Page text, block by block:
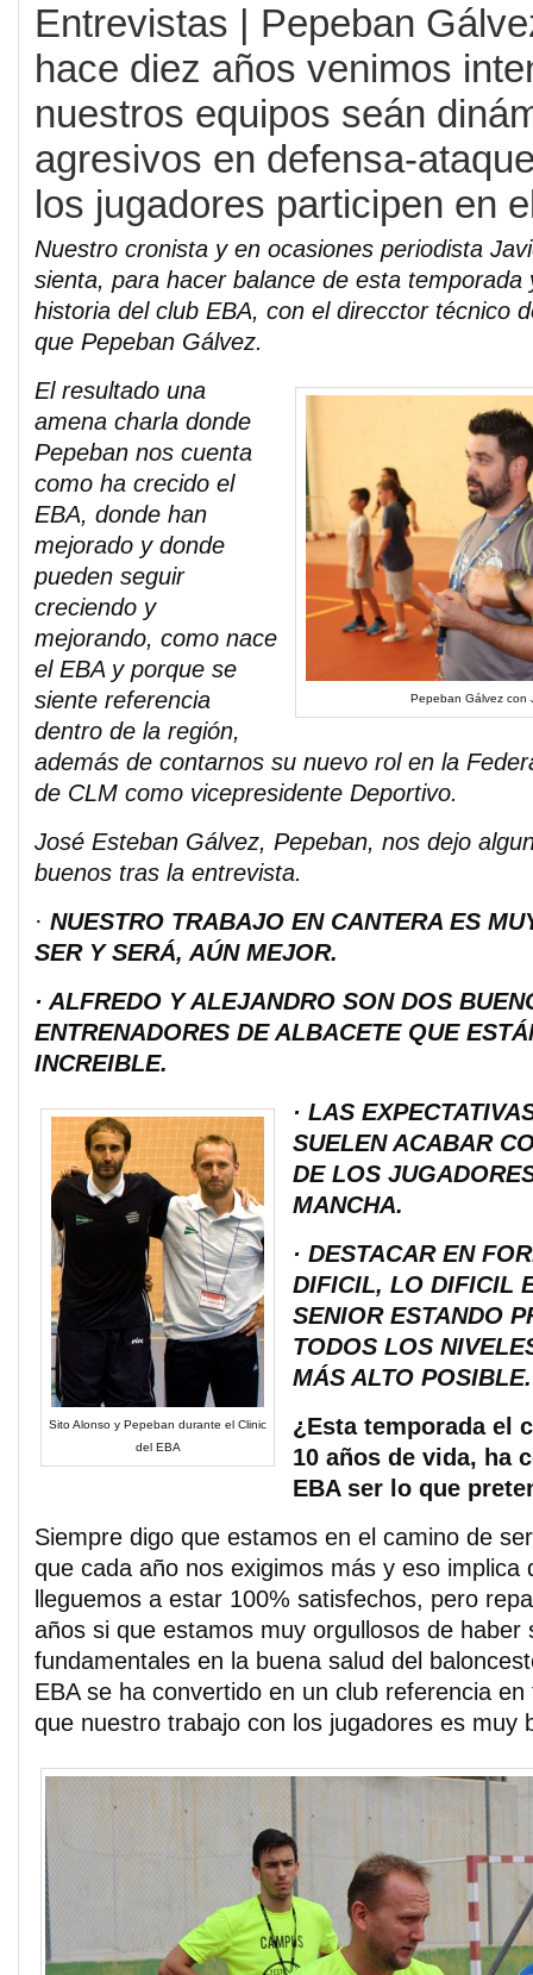
Entrevistas | Pepeban
hace diez años venimos
nuestros equipos seán
agresivos en defensa-
los jugadores participen en
Nuestro cronista y en ocasiones periodista
sienta, para hacer balance de esta temporada
historia del club EBA, con el direcctor técnico
que Pepeban Gálvez.
Pepeban Gálvez con
El resultado una
amena charla donde
Pepeban nos cuenta
como ha crecido el
EBA, donde han
mejorado y donde
pueden seguir
creciendo y
mejorando, como nace
el EBA y porque se
siente referencia
dentro de la región,
además de contarnos su nuevo rol en la
de CLM como vicepresidente Deportivo.
José Esteban Gálvez, Pepeban, nos dejo
buenos tras la entrevista.
· NUESTRO TRABAJO EN CANTERA ES
SER Y SERÁ, AÚN MEJOR.
· ALFREDO Y ALEJANDRO SON DOS
ENTRENADORES DE ALBACETE QUE
INCREIBLE.
Sito Alonso y Pepeban durante el Clinic
del EBA
· LAS
SUELEN ACABAR
DE LOS
MANCHA.
· DESTACAR EN
DIFICIL, LO DIFICIL
SENIOR ESTANDO
TODOS LOS
MÁS ALTO POSIBLE.
¿Esta temporada el
10 años de vida, ha
EBA ser lo que
Siempre digo que estamos en el camino de
que cada año nos exigimos más y eso implica
lleguemos a estar 100% satisfechos, pero
años si que estamos muy orgullosos de haber
fundamentales en la buena salud del
EBA se ha convertido en un club referencia
que nuestro trabajo con los jugadores es muy